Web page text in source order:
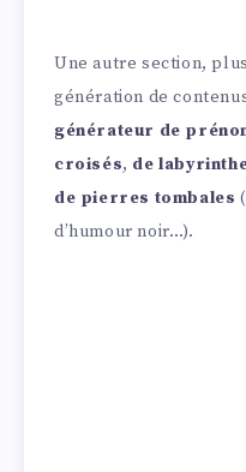
Une autre section,
génération de
générateur de
croisés, de
de pierres tombales
d’humour noir…).